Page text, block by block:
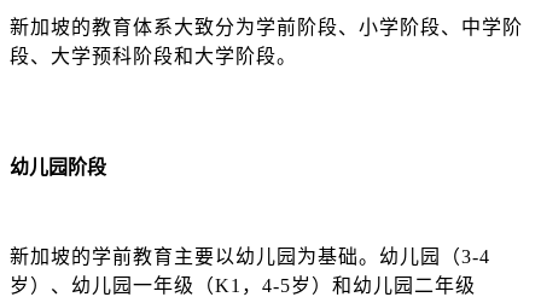
新加坡的教育体系大致分为学前阶段、小学阶段、中学阶
段、大学预科阶段和大学阶段。
幼儿园阶段
新加坡的学前教育主要以幼儿园为基础。幼儿园（3-4
岁）、幼儿园一年级（K1，4-5岁）和幼儿园二年级